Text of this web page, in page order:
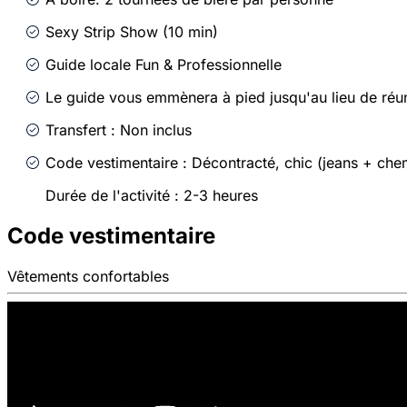
Sexy Strip Show (10 min)
Guide locale Fun & Professionnelle
Le guide vous emmènera à pied jusqu'au lieu de
Transfert : Non inclus
Code vestimentaire : Décontracté, chic (jeans +
Durée de l'activité : 2-3 heures
Code vestimentaire
Vêtements confortables